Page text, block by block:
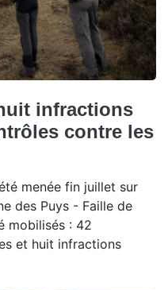
infractions
contre les
menée fin juillet sur
des Puys - Faille de
mobilisés : 42
et huit infractions